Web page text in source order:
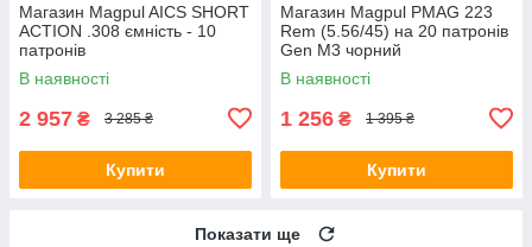
Магазин Magpul AICS SHORT
ACTION .308 ємність - 10
патронів
В наявності
2 957 ₴ 3 285 ₴
Купити
Магазин Magpul PMAG 223
Rem (5.56/45) на 20 патронів
Gen M3 чорний
В наявності
1 256 ₴ 1 395 ₴
Купити
Показати ще